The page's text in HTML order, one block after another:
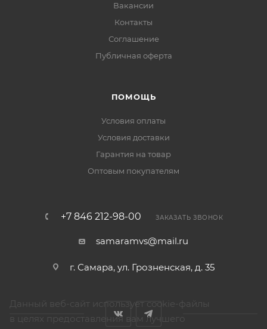
Вакансии
Контакты
Соглашение
Публичная оферта
ПОМОЩЬ
Условия оплаты
Условия доставки
Гарантия на товар
Оптовым покупателям
+7 846 212-98-00 ЗАКАЗАТЬ ЗВОНОК
samaramvs@mail.ru
г. Самара, ул. Грозненская, д. 35
Данный веб-сайт использует cookie-файлы
в целях предоставления вам лучшего